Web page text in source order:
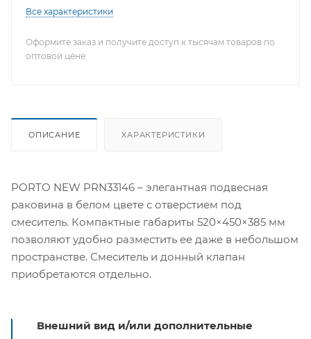
Все характеристики
Оформите заказ и получите доступ к тысячам товаров по
оптовой цене
ОПИСАНИЕ ХАРАКТЕРИСТИКИ
PORTO NEW PRN33146 – элегантная подвесная
раковина в белом цвете с отверстием под
смеситель. Компактные габариты 520×450×385 мм
позволяют удобно разместить ее даже в небольшом
пространстве. Смеситель и донный клапан
приобретаются отдельно.
Внешний вид и/или дополнительные